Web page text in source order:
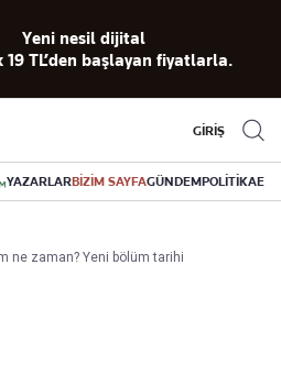
arşiv
Akıllı haber
asistanı
Eski gazeteleri
indirme
canlı soru
cevap
GİRİŞ
YAZARLARBİZİM SAYFAGÜNDEMPOLİTİKA
ne zaman? Yeni bölüm tarihi